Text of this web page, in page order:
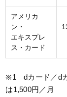
アメリカ
ン・
エキスプレ
ス・カード
※1 dカード／dカ
は1,500円／月